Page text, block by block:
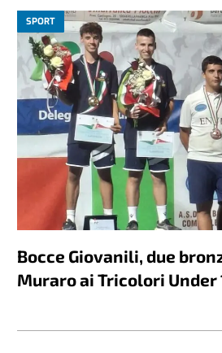
SPORT
Bocce Giovanili, due
Muraro ai Tricolori Under